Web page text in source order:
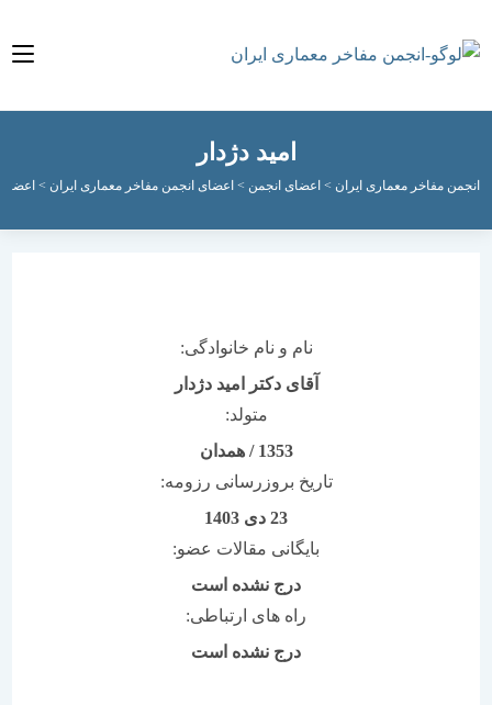
امید دژدار
مفاخر معماری ایران > اعضای انجمن>اعضای انجمن مفاخر معماری ایران > اعضای فعال
نام و نام خانوادگی:
آقای دکتر امید دژدار
/ همدان
تاریخ بروزرسانی رزومه:
بایگانی مقالات عضو:
درج نشده است
راه های ارتباطی:
درج نشده است